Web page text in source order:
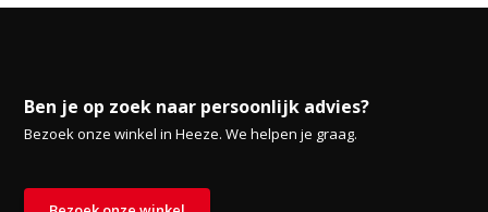
Ben je op zoek naar persoonlijk advies?
Bezoek onze winkel in Heeze. We helpen je graag.